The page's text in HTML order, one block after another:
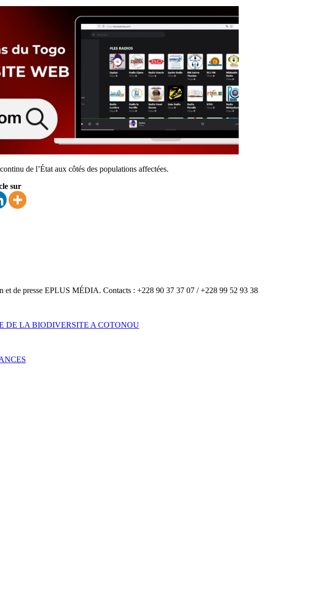
de l’État aux côtés des populations affectées.
sur
et de presse EPLUS MÉDIA. Contacts : +228 90 37 37 07 / +228 99 52 93 38
DE LA BIODIVERSITE A COTONOU